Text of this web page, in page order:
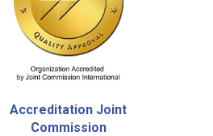
Accreditation Joint
Commission